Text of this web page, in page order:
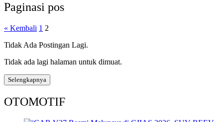
Paginasi pos
« Kembali 1 2
Tidak Ada Postingan Lagi.
Tidak ada lagi halaman untuk dimuat.
Selengkapnya
OTOMOTIF